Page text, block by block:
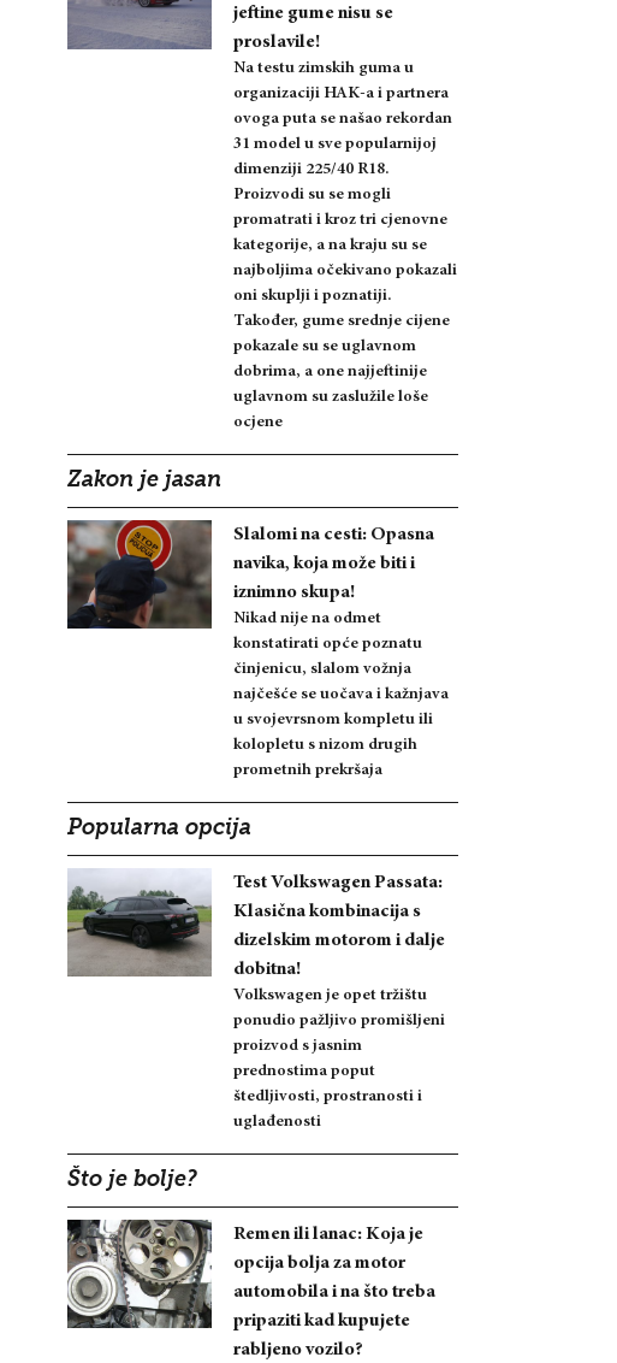
jeftine gume nisu se
proslavile!
Na testu zimskih guma u
organizaciji HAK-a i partnera
ovoga puta se našao rekordan
31 model u sve popularnijoj
dimenziji 225/40 R18.
Proizvodi su se mogli
promatrati i kroz tri cjenovne
kategorije, a na kraju su se
najboljima očekivano pokazali
oni skuplji i poznatiji.
Također, gume srednje cijene
pokazale su se uglavnom
dobrima, a one najjeftinije
uglavnom su zaslužile loše
ocjene
Zakon je jasan
Slalomi na cesti: Opasna
navika, koja može biti i
iznimno skupa!
Nikad nije na odmet
konstatirati opće poznatu
činjenicu, slalom vožnja
najčešće se uočava i kažnjava
u svojevrsnom kompletu ili
kolopletu s nizom drugih
prometnih prekršaja
Popularna opcija
Test Volkswagen Passata:
Klasična kombinacija s
dizelskim motorom i dalje
dobitna!
Volkswagen je opet tržištu
ponudio pažljivo promišljeni
proizvod s jasnim
prednostima poput
štedljivosti, prostranosti i
uglađenosti
Što je bolje?
Remen ili lanac: Koja je
opcija bolja za motor
automobila i na što treba
pripaziti kad kupujete
rabljeno vozilo?